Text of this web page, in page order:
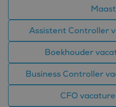
Assistent Controller
Boekhouder
Business Controller
CFO